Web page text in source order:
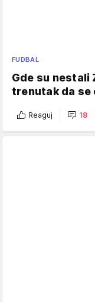
FUDBAL
Gde su nestali
trenutak da se
Reaguj 18